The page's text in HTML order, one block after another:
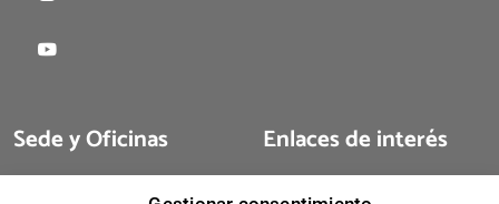
Sede y Oficinas Enlaces de interés